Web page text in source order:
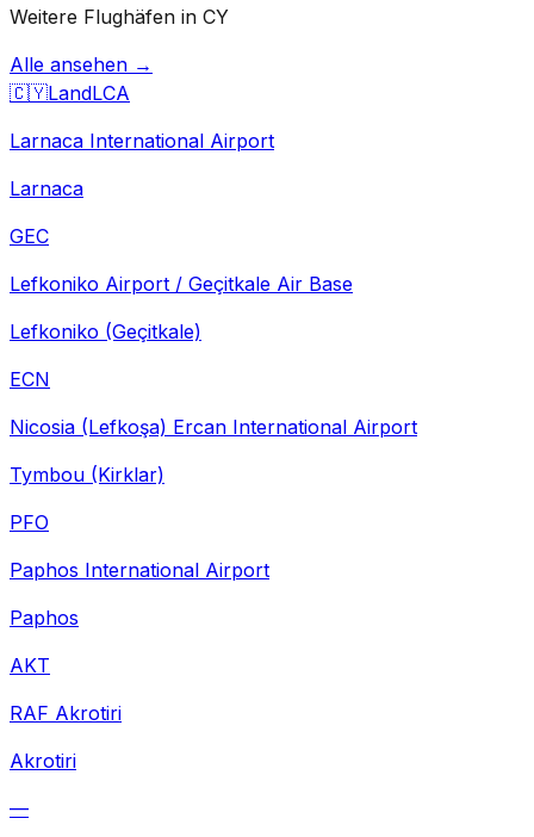
Weitere Flughäfen in CY
Alle ansehen →
🇨🇾LandLCA
Larnaca International Airport
Larnaca
GEC
Lefkoniko Airport / Geçitkale Air Base
Lefkoniko (Geçitkale)
ECN
Nicosia (Lefkoşa) Ercan International Airport
Tymbou (Kirklar)
PFO
Paphos International Airport
Paphos
AKT
RAF Akrotiri
Akrotiri
—